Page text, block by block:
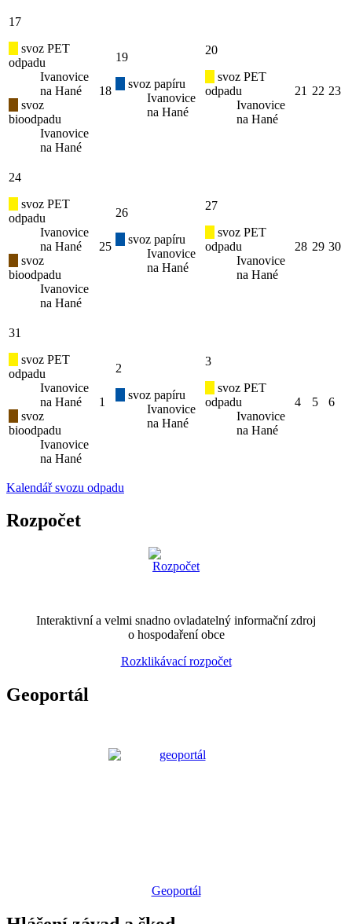
17
svoz PET
odpadu
Ivanovice
na Hané
svoz
bioodpadu
Ivanovice
na Hané
18
19
svoz papíru
Ivanovice
na Hané
20
svoz PET
odpadu
Ivanovice
na Hané
21 22 23
24
svoz PET
odpadu
Ivanovice
na Hané
svoz
bioodpadu
Ivanovice
na Hané
25
26
svoz papíru
Ivanovice
na Hané
27
svoz PET
odpadu
Ivanovice
na Hané
28 29 30
31
svoz PET
odpadu
Ivanovice
na Hané
svoz
bioodpadu
Ivanovice
na Hané
1
2
svoz papíru
Ivanovice
na Hané
3
svoz PET
odpadu
Ivanovice
na Hané
4 5 6
Kalendář svozu odpadu
Rozpočet
Interaktivní a velmi snadno ovladatelný informační zdroj
o hospodaření obce
Rozklikávací rozpočet
Geoportál
Geoportál